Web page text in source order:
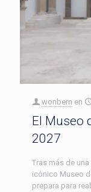
wonbern en
El Museo
2027
Tras más de
icónico Museo
prepara para